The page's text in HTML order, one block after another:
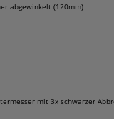
abgewinkelt (120mm)
mit 3x schwarzer